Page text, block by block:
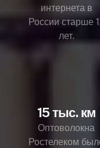
интернета в
России старше
лет.
15 тыс. км
Оптоволокна
Ростелеком